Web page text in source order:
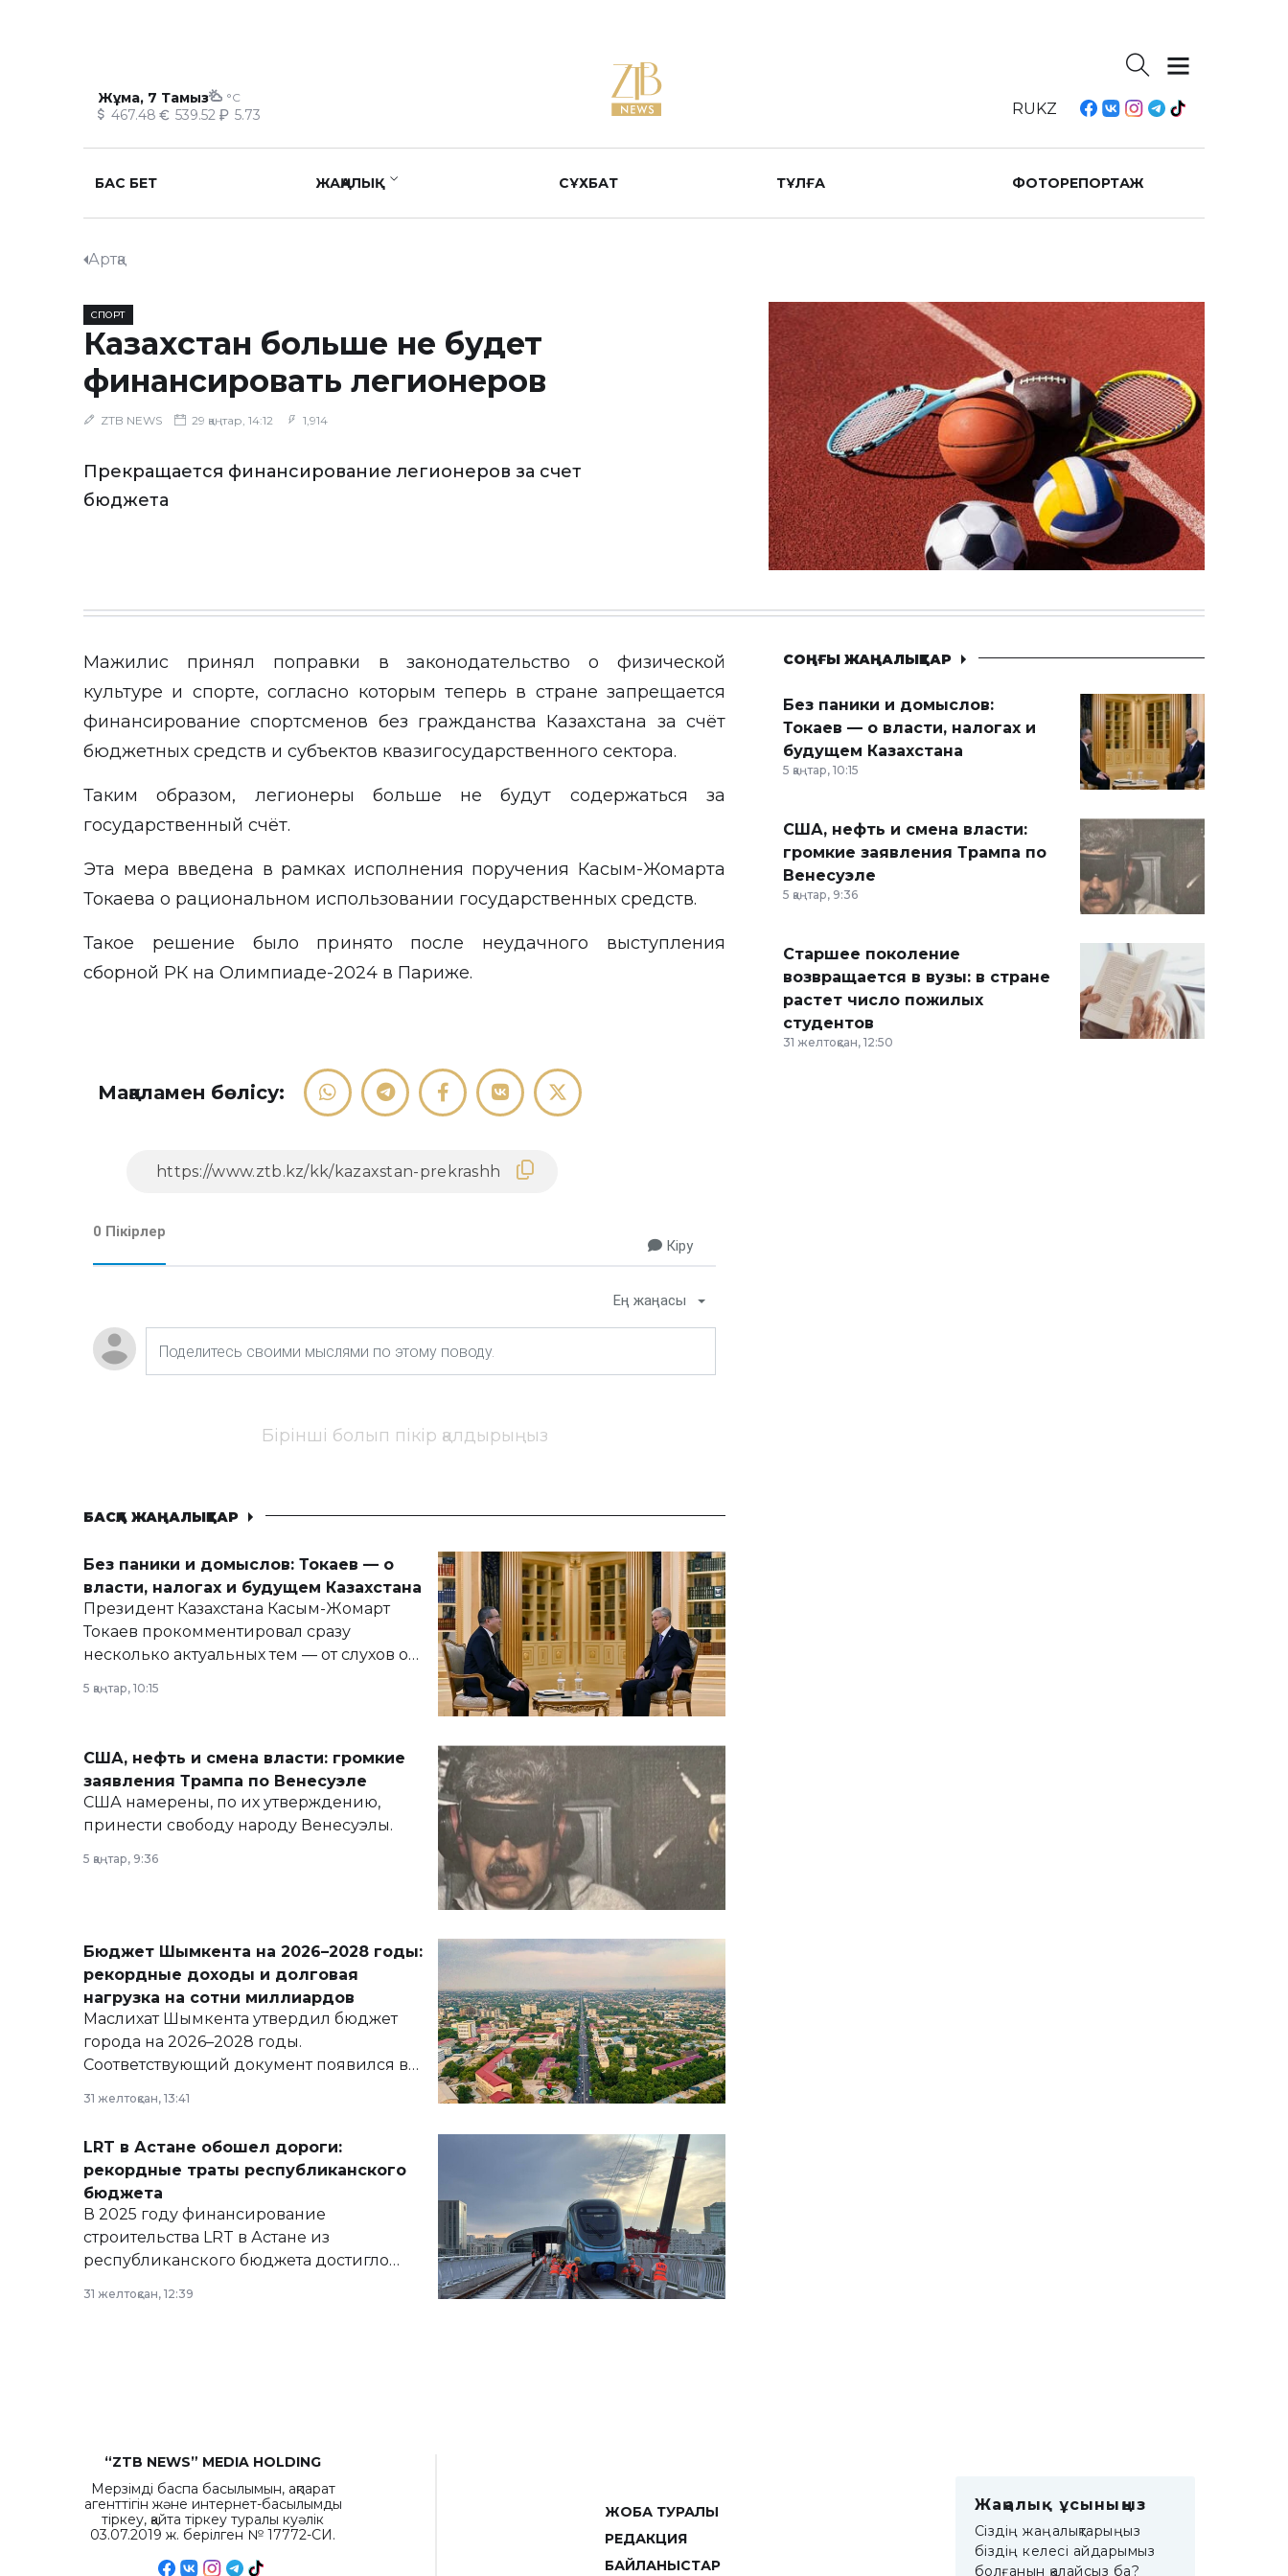
Жұма, 7 Тамыз °C
467.48 539.52 5.73 RUKZ
БАС БЕТ ЖАҢАЛЫҚ СҰХБАТ ТҰЛҒА ФОТОРЕПОРТАЖ
Артқа
СПОРТ
Казахстан больше не будет
финансировать легионеров
ZTB NEWS 29 қаңтар, 14:12 1,914
Прекращается финансирование легионеров за счет
бюджета
Мажилис принял поправки в законодательство о физической
культуре и спорте, согласно которым теперь в стране запрещается
финансирование спортсменов без гражданства Казахстана за счёт
бюджетных средств и субъектов квазигосударственного сектора.
Таким образом, легионеры больше не будут содержаться за
государственный счёт.
Эта мера введена в рамках исполнения поручения Касым-Жомарта
Токаева о рациональном использовании государственных средств.
Такое решение было принято после неудачного выступления
сборной РК на Олимпиаде-2024 в Париже.
Мақаламен бөлісу:
0 Пікірлер
Кіру
Ең жаңасы
Бірінші болып пікір қалдырыңыз
БАСҚА ЖАҢАЛЫҚТАР
Без паники и домыслов: Токаев — о
власти, налогах и будущем Казахстана
Президент Казахстана Касым-Жомарт
Токаев прокомментировал сразу
несколько актуальных тем — от слухов о
армии, экономики и личного здоровья.
5 қаңтар, 10:15
США, нефть и смена власти: громкие
заявления Трампа по Венесуэле
США намерены, по их утверждению,
принести свободу народу Венесуэлы.
5 қаңтар, 9:36
Бюджет Шымкента на 2026–2028 годы:
рекордные доходы и долговая
нагрузка на сотни миллиардов
Маслихат Шымкента утвердил бюджет
города на 2026–2028 годы.
Соответствующий документ появился в
сайте маслихат города.
31 желтоқсан, 13:41
LRT в Астане обошел дороги:
рекордные траты республиканского
бюджета
В 2025 году финансирование
строительства LRT в Астане из
республиканского бюджета достигло
31 желтоқсан, 12:39
СОҢҒЫ ЖАҢАЛЫҚТАР
Без паники и домыслов:
Токаев — о власти, налогах и
будущем Казахстана
5 қаңтар, 10:15
США, нефть и смена власти:
громкие заявления Трампа по
Венесуэле
5 қаңтар, 9:36
Старшее поколение
возвращается в вузы: в стране
растет число пожилых
студентов
31 желтоқсан, 12:50
“ZTB NEWS” MEDIA HOLDING
Мерзімді баспа басылымын, ақпарат
агенттігін және интернет-басылымды
тіркеу, қайта тіркеу туралы куәлік
03.07.2019 ж. берілген № 17772-СИ.
ЖОБА ТУРАЛЫ
РЕДАКЦИЯ
БАЙЛАНЫСТАР
Жаңалық ұсыныңыз
Сіздің жаңалықтарыңыз
біздің келесі айдарымыз
болғанын қалайсыз ба?